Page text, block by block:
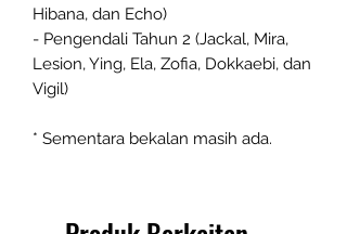
Hibana, dan Echo)
- Pengendali Tahun 2 (Jackal, Mira,
Lesion, Ying, Ela, Zofia, Dokkaebi, dan
Vigil)
* Sementara bekalan masih ada.